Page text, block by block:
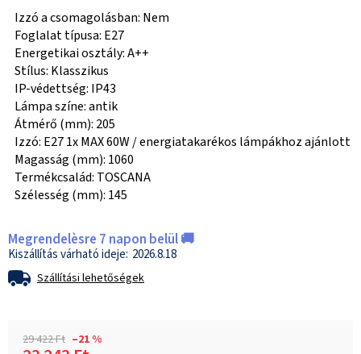
Izzó a csomagolásban: Nem
Foglalat típusa: E27
Energetikai osztály: A++
Stílus: Klasszikus
IP-védettség: IP43
Lámpa színe: antik
Átmérő (mm): 205
Izzó: E27 1x MAX 60W / energiatakarékos lámpákhoz ajánlott
Magasság (mm): 1060
Termékcsalád: TOSCANA
Szélesség (mm): 145
Megrendelèsre 7 napon belül 🚚
2026.8.18
Szállítási lehetőségek
29 422 Ft –21 %